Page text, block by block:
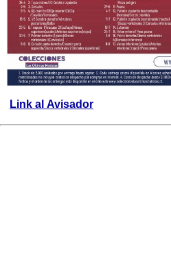
Link al Avisador